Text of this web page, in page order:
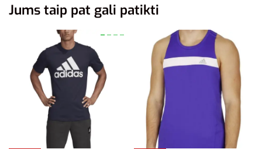
Jums taip pat gali patikti